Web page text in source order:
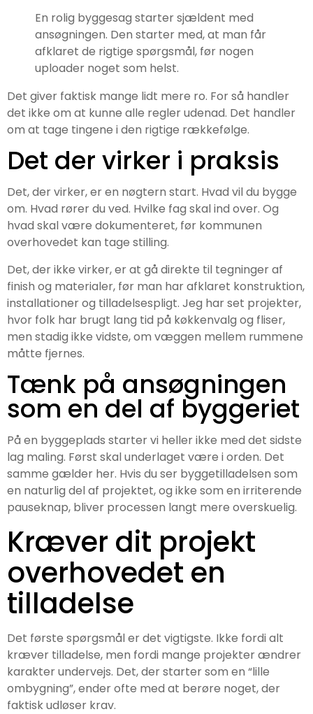
En rolig byggesag starter sjældent med
ansøgningen. Den starter med, at man får
afklaret de rigtige spørgsmål, før nogen
uploader noget som helst.
Det giver faktisk mange lidt mere ro. For så handler
det ikke om at kunne alle regler udenad. Det handler
om at tage tingene i den rigtige rækkefølge.
Det der virker i praksis
Det, der virker, er en nøgtern start. Hvad vil du bygge
om. Hvad rører du ved. Hvilke fag skal ind over. Og
hvad skal være dokumenteret, før kommunen
overhovedet kan tage stilling.
Det, der ikke virker, er at gå direkte til tegninger af
finish og materialer, før man har afklaret konstruktion,
installationer og tilladelsespligt. Jeg har set projekter,
hvor folk har brugt lang tid på køkkenvalg og fliser,
men stadig ikke vidste, om væggen mellem rummene
måtte fjernes.
Tænk på ansøgningen
som en del af byggeriet
På en byggeplads starter vi heller ikke med det sidste
lag maling. Først skal underlaget være i orden. Det
samme gælder her. Hvis du ser byggetilladelsen som
en naturlig del af projektet, og ikke som en irriterende
pauseknap, bliver processen langt mere overskuelig.
Kræver dit projekt
overhovedet en
tilladelse
Det første spørgsmål er det vigtigste. Ikke fordi alt
kræver tilladelse, men fordi mange projekter ændrer
karakter undervejs. Det, der starter som en “lille
ombygning”, ender ofte med at berøre noget, der
faktisk udløser krav.